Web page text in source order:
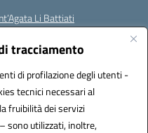
tracciamento
di profilazione degli utenti -
tecnici necessari al
fruibilità dei servizi
sono utilizzati, inoltre,
Li Battiati
ctic8bl002@istruzione.it
(IPA): 7UKG69R2